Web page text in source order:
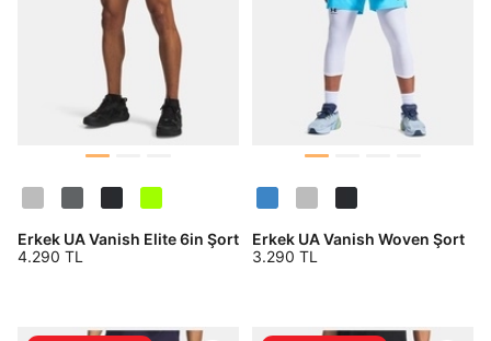
Erkek UA Vanish Elite 6in Şort
4.290 TL
Erkek UA Vanish Woven Şort
3.290 TL